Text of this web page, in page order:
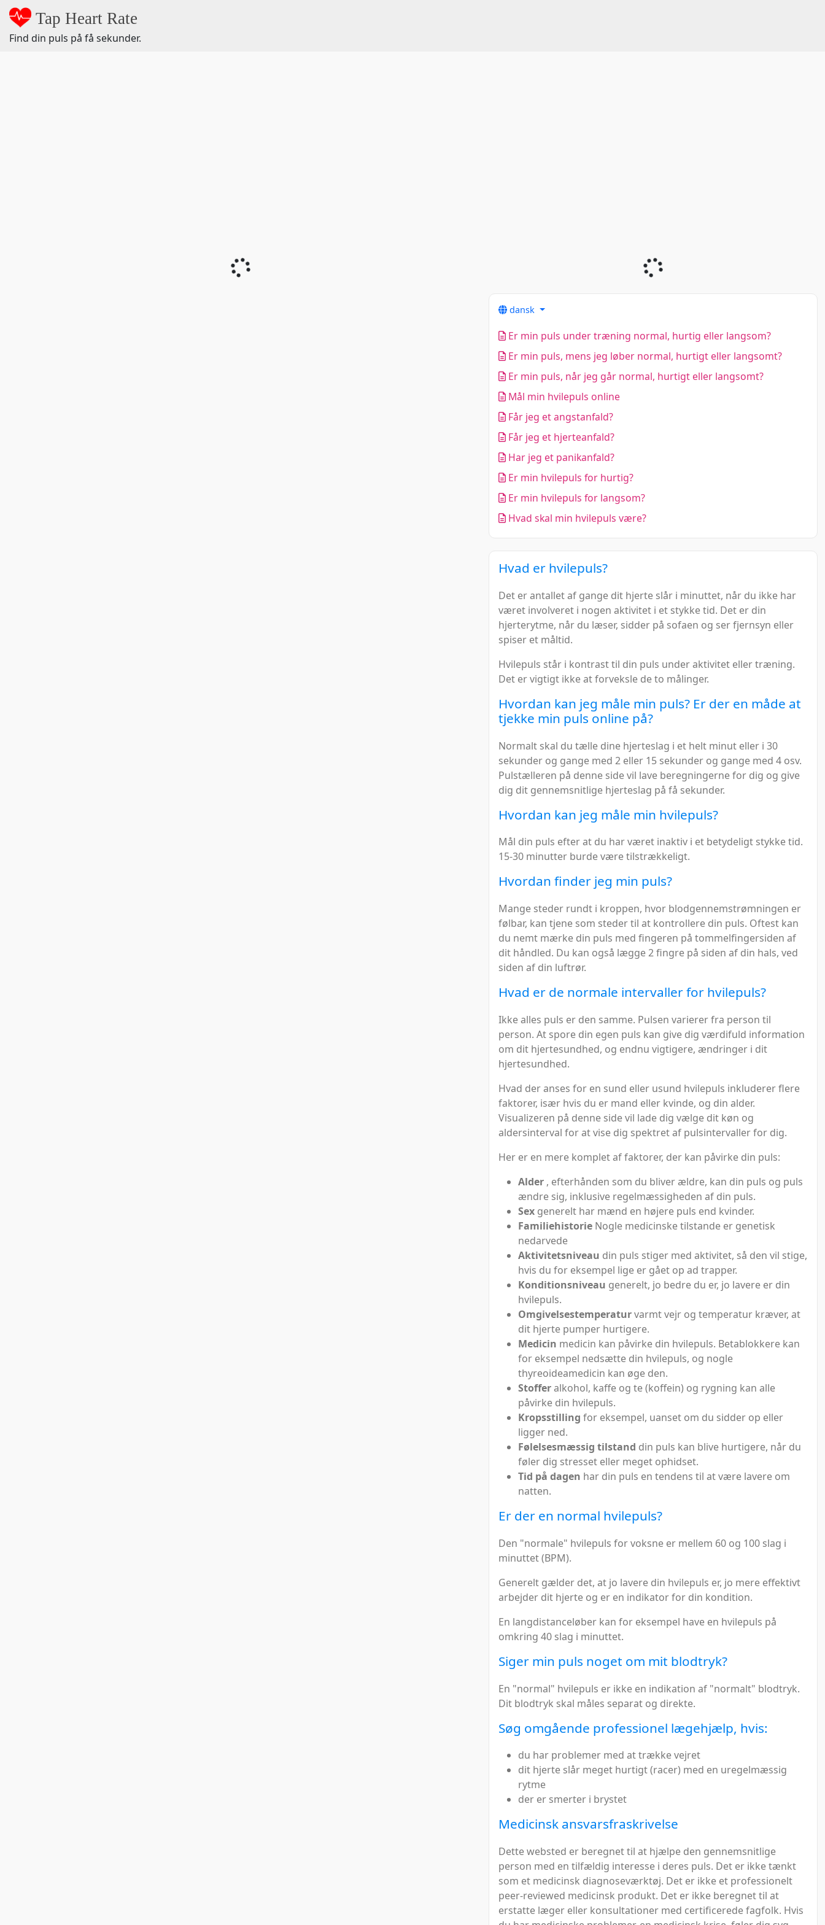
Tap Heart Rate
Find din puls på få sekunder.
dansk
Er min puls under træning normal, hurtig eller langsom?
Er min puls, mens jeg løber normal, hurtigt eller langsomt?
Er min puls, når jeg går normal, hurtigt eller langsomt?
Mål min hvilepuls online
Får jeg et angstanfald?
Får jeg et hjerteanfald?
Har jeg et panikanfald?
Er min hvilepuls for hurtig?
Er min hvilepuls for langsom?
Hvad skal min hvilepuls være?
Hvad er hvilepuls?
Det er antallet af gange dit hjerte slår i minuttet, når du ikke har
været involveret i nogen aktivitet i et stykke tid. Det er din
hjerterytme, når du læser, sidder på sofaen og ser fjernsyn eller
spiser et måltid.
Hvilepuls står i kontrast til din puls under aktivitet eller træning.
Det er vigtigt ikke at forveksle de to målinger.
Hvordan kan jeg måle min puls? Er der en måde at
tjekke min puls online på?
Normalt skal du tælle dine hjerteslag i et helt minut eller i 30
sekunder og gange med 2 eller 15 sekunder og gange med 4 osv.
Pulstælleren på denne side vil lave beregningerne for dig og give
dig dit gennemsnitlige hjerteslag på få sekunder.
Hvordan kan jeg måle min hvilepuls?
Mål din puls efter at du har været inaktiv i et betydeligt stykke tid.
15-30 minutter burde være tilstrækkeligt.
Hvordan finder jeg min puls?
Mange steder rundt i kroppen, hvor blodgennemstrømningen er
følbar, kan tjene som steder til at kontrollere din puls. Oftest kan
du nemt mærke din puls med fingeren på tommelfingersiden af
dit håndled. Du kan også lægge 2 fingre på siden af din hals, ved
siden af din luftrør.
Hvad er de normale intervaller for hvilepuls?
Ikke alles puls er den samme. Pulsen varierer fra person til
person. At spore din egen puls kan give dig værdifuld information
om dit hjertesundhed, og endnu vigtigere, ændringer i dit
hjertesundhed.
Hvad der anses for en sund eller usund hvilepuls inkluderer flere
faktorer, især hvis du er mand eller kvinde, og din alder.
Visualizeren på denne side vil lade dig vælge dit køn og
aldersinterval for at vise dig spektret af pulsintervaller for dig.
Her er en mere komplet af faktorer, der kan påvirke din puls:
Alder , efterhånden som du bliver ældre, kan din puls og puls
ændre sig, inklusive regelmæssigheden af din puls.
Sex generelt har mænd en højere puls end kvinder.
Familiehistorie Nogle medicinske tilstande er genetisk
nedarvede
Aktivitetsniveau din puls stiger med aktivitet, så den vil stige,
hvis du for eksempel lige er gået op ad trapper.
Konditionsniveau generelt, jo bedre du er, jo lavere er din
hvilepuls.
Omgivelsestemperaturvarmt vejr og temperatur kræver, at
dit hjerte pumper hurtigere.
Medicin medicin kan påvirke din hvilepuls. Betablokkere kan
for eksempel nedsætte din hvilepuls, og nogle
thyreoideamedicin kan øge den.
Stofferalkohol, kaffe og te (koffein) og rygning kan alle
påvirke din hvilepuls.
Kropsstilling for eksempel, uanset om du sidder op eller
ligger ned.
Følelsesmæssig tilstand din puls kan blive hurtigere, når du
føler dig stresset eller meget ophidset.
Tid på dagen har din puls en tendens til at være lavere om
natten.
Er der en normal hvilepuls?
Den "normale" hvilepuls for voksne er mellem 60 og 100 slag i
minuttet (BPM).
Generelt gælder det, at jo lavere din hvilepuls er, jo mere effektivt
arbejder dit hjerte og er en indikator for din kondition.
En langdistanceløber kan for eksempel have en hvilepuls på
omkring 40 slag i minuttet.
Siger min puls noget om mit blodtryk?
En "normal" hvilepuls er ikke en indikation af "normalt" blodtryk.
Dit blodtryk skal måles separat og direkte.
Søg omgående professionel lægehjælp, hvis:
du har problemer med at trække vejret
dit hjerte slår meget hurtigt (racer) med en uregelmæssig
rytme
der er smerter i brystet
Medicinsk ansvarsfraskrivelse
Dette websted er beregnet til at hjælpe den gennemsnitlige
person med en tilfældig interesse i deres puls. Det er ikke tænkt
som et medicinsk diagnoseværktøj. Det er ikke et professionelt
peer-reviewed medicinsk produkt. Det er ikke beregnet til at
erstatte læger eller konsultationer med certificerede fagfolk. Hvis